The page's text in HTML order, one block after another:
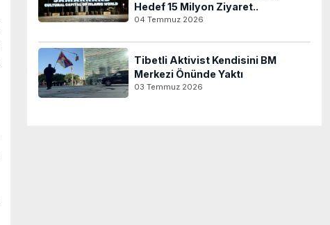
Hedef 15 Milyon Ziyaret..
04 Temmuz 2026
Tibetli Aktivist Kendisini BM
Merkezi Önünde Yaktı
03 Temmuz 2026